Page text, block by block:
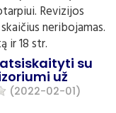
Revizijos
neribojamas.
ir 18 str.
su
už
(2022-02-01)